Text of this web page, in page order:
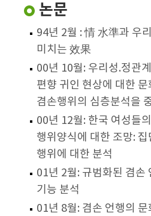
논문
94년 2월 : 情 水準과 우
미치는 效果
00년 10월: 우리성.정관
편향 귀인 현상에 대한
겸손행위의 심층분석을
00년 12월: 한국 여성들
행위양식에 대한 조망:
행위에 대한 분석
01년 2월: 규범화된 겸손
기능 분석
01년 8월: 겸손 언행의